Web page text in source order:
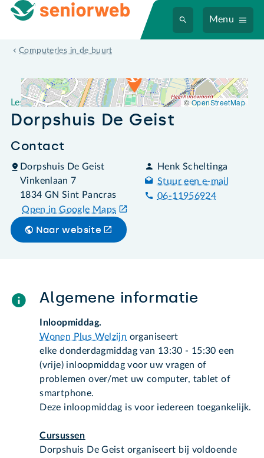
Menu
Computerles in de buurt
Leslocatie Dorpshuis De Geist
Leslocatie
Dorpshuis De Geist
Contact
Dorpshuis De Geist
Vinkenlaan 7
1834 GN Sint Pancras
Open in Google Maps
Henk Scheltinga
Stuur een e-mail
06-11956924
Naar website
©OpenStreetMap
Algemene informatie
Inloopmiddag.
Wonen Plus Welzijn organiseert
elke donderdagmiddag van 13:30 - 15:30 een
(vrije) inloopmiddag voor uw vragen of
problemen over/met uw computer, tablet of
smartphone.
Deze inloopmiddag is voor iedereen toegankelijk.
Cursussen
Dorpshuis De Geist organiseert bij voldoende